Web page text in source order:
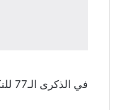
في الذكرى الـ77 للنكبة: بازار خيري في الريحانية لتعزيز الوعي بالقضية الفلسطينية